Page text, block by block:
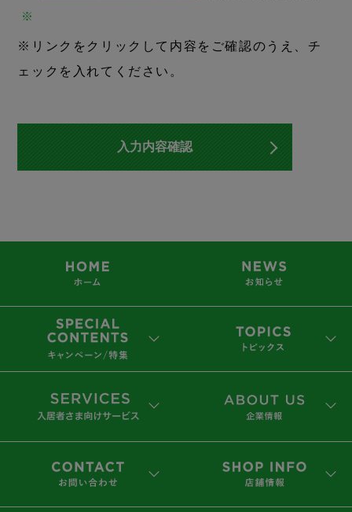
※
※リンクをクリックして内容をご確認のうえ、チ
ェックを入れてください。
入力内容確認